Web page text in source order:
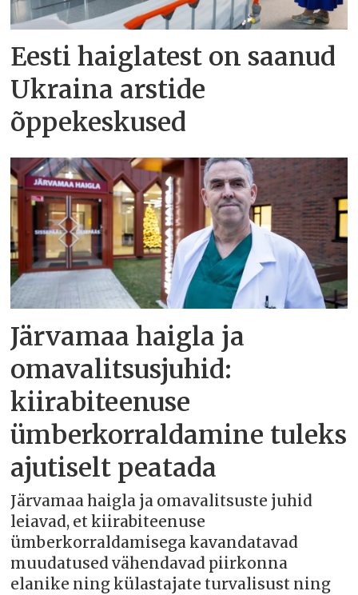
Eesti haiglatest on saanud
Ukraina arstide
õppekeskused
Järvamaa haigla ja
omavalitsusjuhid:
kiirabiteenuse
ümberkorraldamine tuleks
ajutiselt peatada
Järvamaa haigla ja omavalitsuste juhid
leiavad, et kiirabiteenuse
ümberkorraldamisega kavandatavad
muudatused vähendavad piirkonna
elanike ning külastajate turvalisust ning